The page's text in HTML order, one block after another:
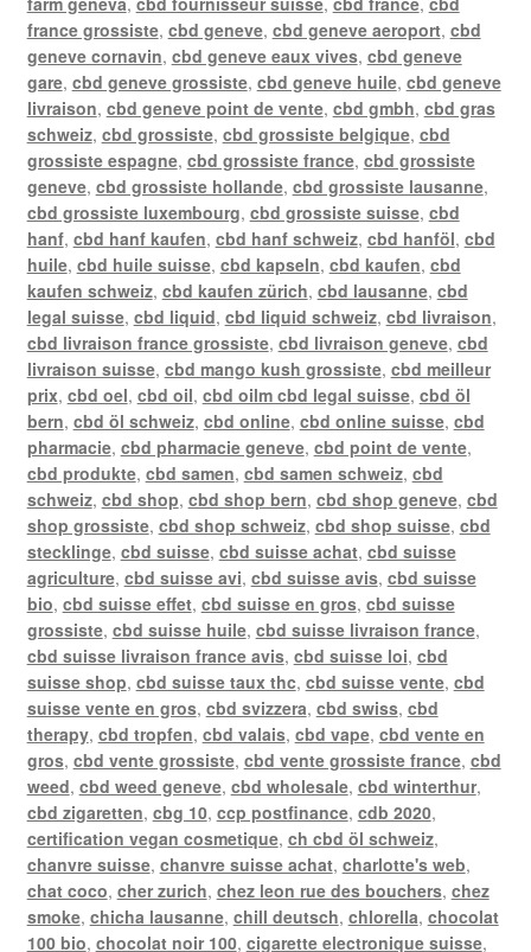
france grossiste, cbd geneve, cbd geneve aeroport, cbd
geneve cornavin, cbd geneve eaux vives, cbd geneve
gare, cbd geneve grossiste, cbd geneve huile, cbd geneve
livraison, cbd geneve point de vente, cbd gmbh, cbd gras
schweiz, cbd grossiste, cbd grossiste belgique, cbd
grossiste espagne, cbd grossiste france, cbd grossiste
geneve, cbd grossiste hollande, cbd grossiste lausanne,
cbd grossiste luxembourg, cbd grossiste suisse, cbd
hanf, cbd hanf kaufen, cbd hanf schweiz, cbd hanföl, cbd
huile, cbd huile suisse, cbd kapseln, cbd kaufen, cbd
kaufen schweiz, cbd kaufen zürich, cbd lausanne, cbd
legal suisse, cbd liquid, cbd liquid schweiz, cbd livraison,
cbd livraison france grossiste, cbd livraison geneve, cbd
livraison suisse, cbd mango kush grossiste, cbd meilleur
prix, cbd oel, cbd oil, cbd oilm cbd legal suisse, cbd öl
bern, cbd öl schweiz, cbd online, cbd online suisse, cbd
pharmacie, cbd pharmacie geneve, cbd point de vente,
cbd produkte, cbd samen, cbd samen schweiz, cbd
schweiz, cbd shop, cbd shop bern, cbd shop geneve, cbd
shop grossiste, cbd shop schweiz, cbd shop suisse, cbd
stecklinge, cbd suisse, cbd suisse achat, cbd suisse
agriculture, cbd suisse avi, cbd suisse avis, cbd suisse
bio, cbd suisse effet, cbd suisse en gros, cbd suisse
grossiste, cbd suisse huile, cbd suisse livraison france,
cbd suisse livraison france avis, cbd suisse loi, cbd
suisse shop, cbd suisse taux thc, cbd suisse vente, cbd
suisse vente en gros, cbd svizzera, cbd swiss, cbd
therapy, cbd tropfen, cbd valais, cbd vape, cbd vente en
gros, cbd vente grossiste, cbd vente grossiste france, cbd
weed, cbd weed geneve, cbd wholesale, cbd winterthur,
cbd zigaretten, cbg 10, ccp postfinance, cdb 2020,
certification vegan cosmetique, ch cbd öl schweiz,
chanvre suisse, chanvre suisse achat, charlotte's web,
chat coco, cher zurich, chez leon rue des bouchers, chez
smoke, chicha lausanne, chill deutsch, chlorella, chocolat
100 bio, chocolat noir 100, cigarette electronique suisse,